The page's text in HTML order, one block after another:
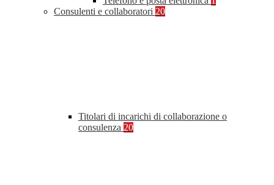
Consulenti e collaboratori 20
Titolari di incarichi di collaborazione o
consulenza 20